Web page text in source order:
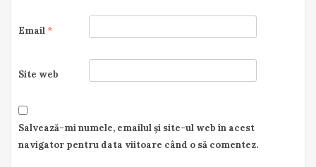
Email *
Site web
Salvează-mi numele, emailul și site-ul web în acest
navigator pentru data viitoare când o să comentez.